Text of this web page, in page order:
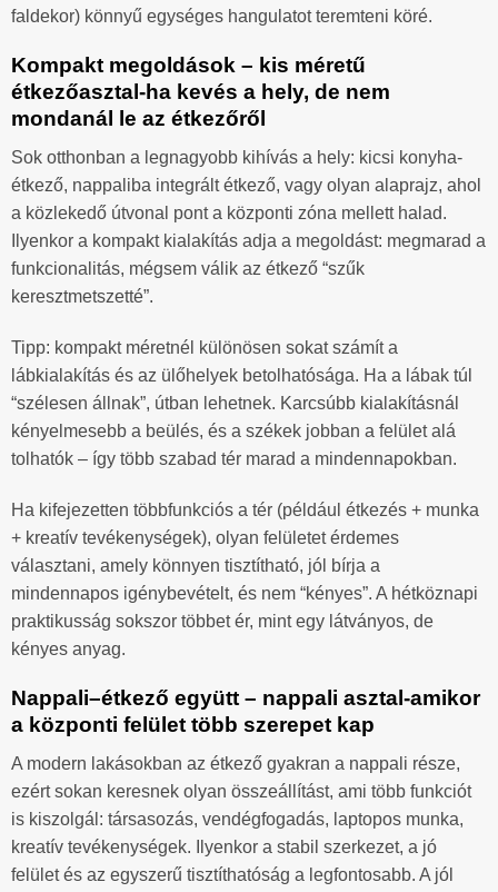
faldekor) könnyű egységes hangulatot teremteni köré.
Kompakt megoldások – kis méretű
étkezőasztal-ha kevés a hely, de nem
mondanál le az étkezőről
Sok otthonban a legnagyobb kihívás a hely: kicsi konyha-
étkező, nappaliba integrált étkező, vagy olyan alaprajz, ahol
a közlekedő útvonal pont a központi zóna mellett halad.
Ilyenkor a kompakt kialakítás adja a megoldást: megmarad a
funkcionalitás, mégsem válik az étkező “szűk
keresztmetszetté”.
Tipp: kompakt méretnél különösen sokat számít a
lábkialakítás és az ülőhelyek betolhatósága. Ha a lábak túl
“szélesen állnak”, útban lehetnek. Karcsúbb kialakításnál
kényelmesebb a beülés, és a székek jobban a felület alá
tolhatók – így több szabad tér marad a mindennapokban.
Ha kifejezetten többfunkciós a tér (például étkezés + munka
+ kreatív tevékenységek), olyan felületet érdemes
választani, amely könnyen tisztítható, jól bírja a
mindennapos igénybevételt, és nem “kényes”. A hétköznapi
praktikusság sokszor többet ér, mint egy látványos, de
kényes anyag.
Nappali–étkező együtt – nappali asztal-amikor
a központi felület több szerepet kap
A modern lakásokban az étkező gyakran a nappali része,
ezért sokan keresnek olyan összeállítást, ami több funkciót
is kiszolgál: társasozás, vendégfogadás, laptopos munka,
kreatív tevékenységek. Ilyenkor a stabil szerkezet, a jó
felület és az egyszerű tisztíthatóság a legfontosabb. A jól